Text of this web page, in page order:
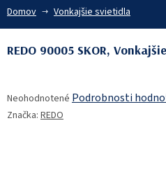
Domov Vonkajšie svietidla
REDO 90005 SKOR,
hodnotenie
produktu
Neohodnotené Podrobnosti
Značka: REDO